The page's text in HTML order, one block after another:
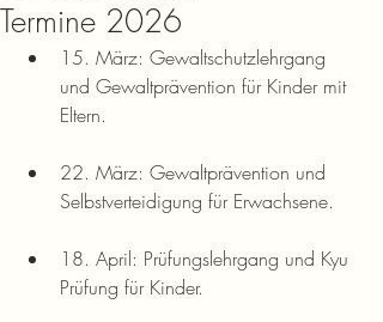
Termine 2026
15. März: Gewaltschutzlehrgang
und Gewaltprävention für Kinder mit
Eltern.
22. März: Gewaltprävention und
Selbstverteidigung für Erwachsene.
18. April: Prüfungslehrgang und Kyu
Prüfung für Kinder.